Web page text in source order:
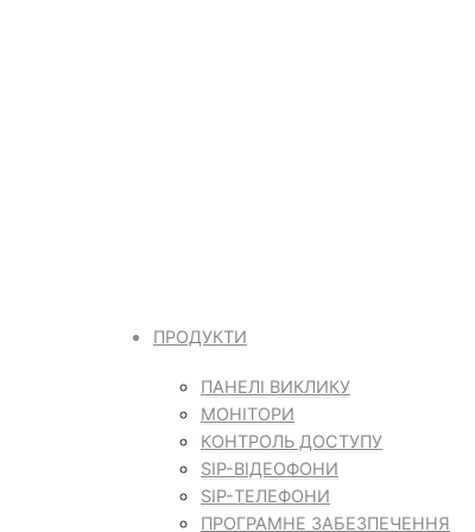
ПРОДУКТИ
ПАНЕЛІ ВИКЛИКУ
МОНІТОРИ
КОНТРОЛЬ ДОСТУПУ
SIP-ВІДЕОФОНИ
SIP-ТЕЛЕФОНИ
ПРОГРАМНЕ ЗАБЕЗПЕЧЕННЯ